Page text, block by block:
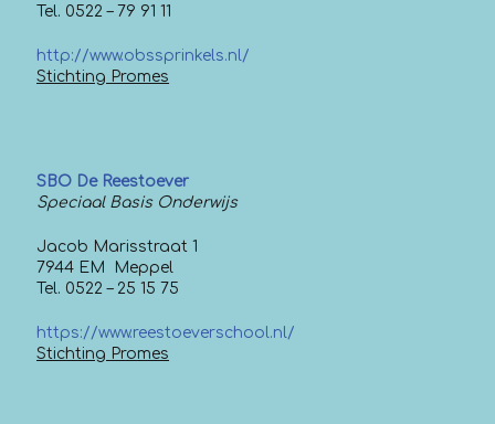
Tel. 0522 – 79 91 11
http://www.obssprinkels.nl/
Stichting Promes
SBO De Reestoever
Speciaal Basis Onderwijs
Jacob Marisstraat 1
7944 EM Meppel
Tel. 0522 – 25 15 75
https://www.reestoeverschool.nl/
Stichting Promes